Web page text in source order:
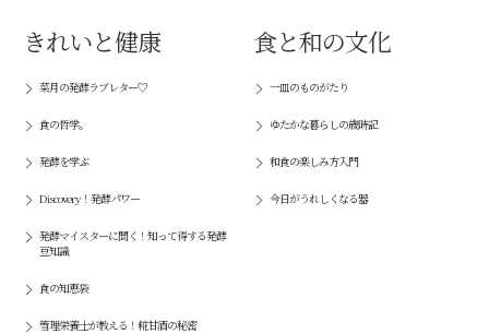
きれいと健康
菜月の発酵ラブレター♡
食の哲学。
発酵を学ぶ
Discovery！発酵パワー
発酵マイスターに聞く！知って得する発酵
豆知識
食の知恵袋
管理栄養士が教える！糀甘酒の秘密
食と和の文化
一皿のものがたり
ゆたかな暮らしの歳時記
和食の楽しみ方入門
今日がうれしくなる器